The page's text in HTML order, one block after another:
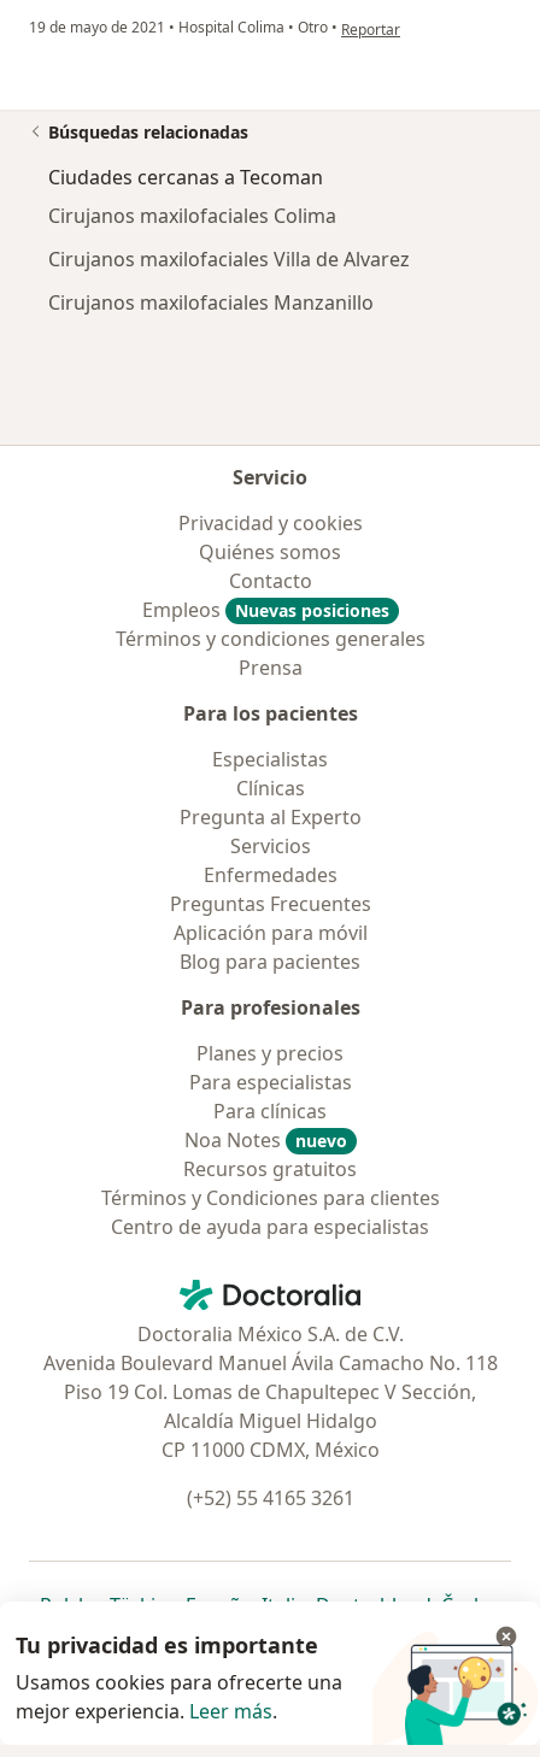
19 de mayo de 2021 • Hospital Colima • Otro • en opinión del usuario
Reportar
Búsquedas relacionadas
Ciudades cercanas a Tecoman
Cirujanos maxilofaciales Colima
Cirujanos maxilofaciales Villa de Alvarez
Cirujanos maxilofaciales Manzanillo
Servicio
Privacidad y cookies
Quiénes somos
Contacto
Empleos
Nuevas posiciones
Términos y condiciones generales
Prensa
Para los pacientes
Especialistas
Clínicas
Pregunta al Experto
Servicios
Enfermedades
Preguntas Frecuentes
Aplicación para móvil
Blog para pacientes
Para profesionales
Planes y precios
Para especialistas
Para clínicas
Noa Notes
nuevo
Recursos gratuitos
Términos y Condiciones para clientes
Centro de ayuda para especialistas
Doctoralia - Página de inicio
Doctoralia México S.A. de C.V.
Avenida Boulevard Manuel Ávila Camacho No. 118
Piso 19 Col. Lomas de Chapultepec V Sección,
Alcaldía Miguel Hidalgo
CP 11000 CDMX, México
(+52) 55 4165 3261
Polska se abre en una nueva pestaña
Türkiye se abre en una nueva pestaña
España se abre en una nueva pestaña
Italia se abre en una nueva
Deutschlandse abre en
Česko
Portugal
se abre en una nueva pestaña
México se abre en una nueva pestaña
Chile se abre en una nueva pestaña
Brasil se abre en una nueva
se abre en
se
se abre en una nueva
www.doctoralia.com.mx © 2026 - Encuentra tu
Tu privacidad es importante
Usamos cookies para ofrecerte una
mejor experiencia. Leer más.